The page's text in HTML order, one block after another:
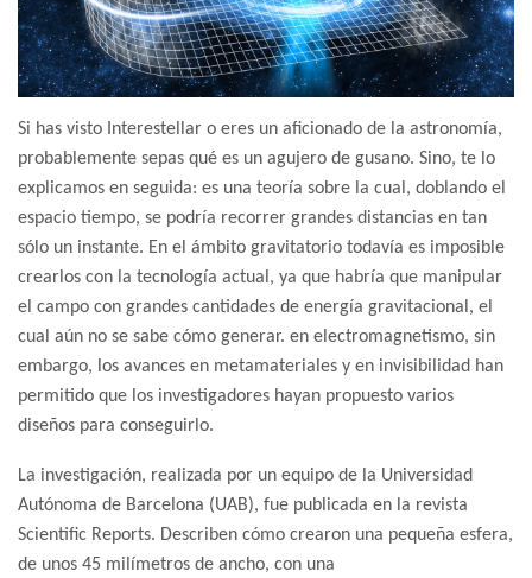
Si has visto Interestellar o eres un aficionado de la astronomía,
probablemente sepas qué es un agujero de gusano. Sino, te lo
explicamos en seguida: es una teoría sobre la cual, doblando el
espacio tiempo, se podría recorrer grandes distancias en tan
sólo un instante. En el ámbito gravitatorio todavía es imposible
crearlos con la tecnología actual, ya que habría que manipular
el campo con grandes cantidades de energía gravitacional, el
cual aún no se sabe cómo generar. en electromagnetismo, sin
embargo, los avances en metamateriales y en invisibilidad han
permitido que los investigadores hayan propuesto varios
diseños para conseguirlo.
La investigación, realizada por un equipo de la Universidad
Autónoma de Barcelona (UAB), fue publicada en la revista
Scientific Reports. Describen cómo crearon una pequeña esfera,
de unos 45 milímetros de ancho, con una